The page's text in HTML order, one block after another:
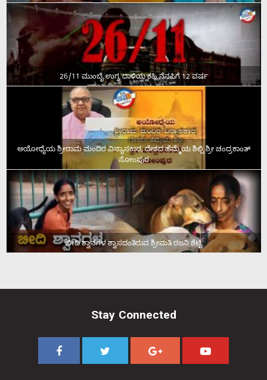
26/11 ಮುಂಬೈ ಉಗ್ರ ದಾಳಿಯ ಕಹಿ ನೆನಪಿಗೆ 12 ವರ್ಷ
ಅಯೋಧ್ಯೆಯ ಶ್ರೀರಾಮ ಮಂದಿರ ವಿನ್ಯಾಸಕಾರ, ದೇಶದ ಹೆಮ್ಮೆಯ ಶಿಲ್ಪಿ ಶ್ರೀ ಚಂದ್ರಕಾಂತ್‌
ಸೋಂಪುರ
ಬೀದಿ ಶ್ವಾನಗಳ ಶ್ವಾಸದಂತಿರುವ ಶ್ರೀಮತಿ ರಜನಿ ಶೆಟ್ಟಿ
Stay Connected